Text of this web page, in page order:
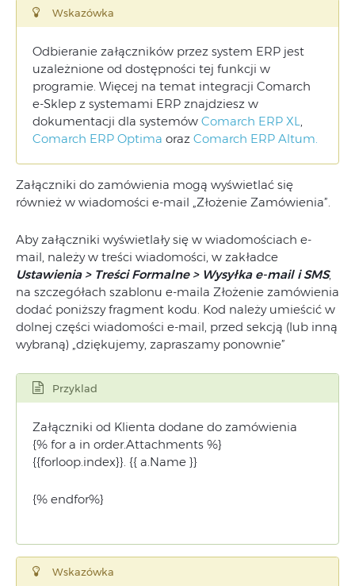
Wskazówka
Odbieranie załączników przez system ERP jest
uzależnione od dostępności tej funkcji w
programie. Więcej na temat integracji Comarch
e-Sklep z systemami ERP znajdziesz w
dokumentacji dla systemów Comarch ERP XL,
Comarch ERP Optima oraz Comarch ERP Altum.
Załączniki do zamówienia mogą wyświetlać się
również w wiadomości e-mail „Złożenie Zamówienia”.
Aby załączniki wyświetlały się w wiadomościach e-
mail, należy w treści wiadomości, w zakładce
Ustawienia > Treści Formalne > Wysyłka e-mail i SMS,
na szczegółach szablonu e-maila Złożenie zamówienia
dodać poniższy fragment kodu. Kod należy umieścić w
dolnej części wiadomości e-mail, przed sekcją (lub inną
wybraną) „dziękujemy, zapraszamy ponownie”
Przyklad
Załączniki od Klienta dodane do zamówienia
{% for a in order.Attachments %}
{{forloop.index}}. {{ a.Name }}
{% endfor%}
Wskazówka